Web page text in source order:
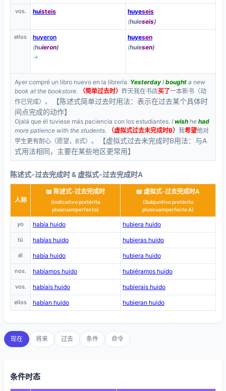
vos. huisteis huyeseis
(huieseis)
ellos
huyeron
(huieron)
→
huyesen
(huiesen)
Ayer compré un libro nuevo en la librería. YesterdayI bought a new
book at the bookstore.
（简单过去时） 昨天我在书店买了一本新书（动
作已完成）。
【陈述式简单过去时用法：表示在过去某个具体时
间点完成的动作】
Ojalá que él tuviese más paciencia con los estudiantes. I wish he had
more patience with the students.
（虚拟式过去未完成时B） 我希望他对
学生更有耐心（愿望，B式）。
【虚拟式过去未完成时B用法：与A
式用法相同，主要在某些地区更常用】
陈述式-过去完成时 & 虚拟式-过去完成时A
人称
📖 陈述式-过去完成时
(Indicativo pretérito
pluscuamperfecto)
📖 虚拟式-过去完成时A
(Subjuntivo pretérito
pluscuamperfecto A)
yo había huido hubiera huido
tú habías huido hubieras huido
él había huido hubiera huido
nos. habíamos huido hubiéramos huido
vos. habíais huido hubierais huido
ellos habían huido hubieran huido
现在 将来 过去 条件 命令
条件时态